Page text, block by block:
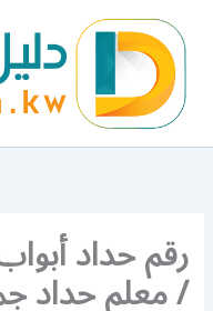
المحتوى
/ معلم حداد